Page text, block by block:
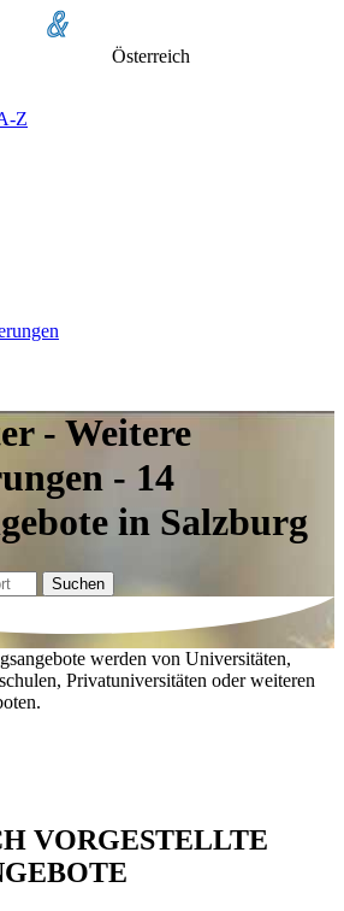
Österreich
Z
- Weitere
- 14
in Salzburg
Suchen
werden von Universitäten,
Privatuniversitäten oder weiteren
VORGESTELLTE